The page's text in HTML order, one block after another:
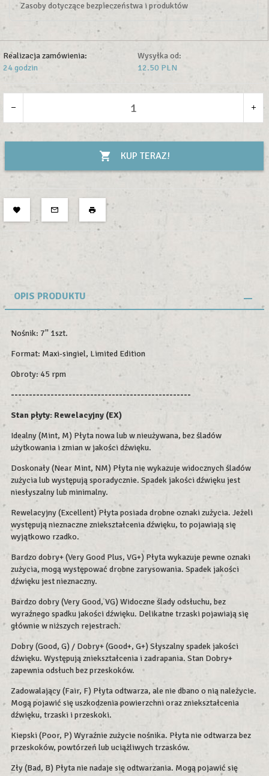
Zasoby dotyczące bezpieczeństwa i produktów
Realizacja zamówienia:
24 godzin
Wysyłka od:
12.50 PLN
KUP TERAZ!
OPIS PRODUKTU
Nośnik: 7'' 1szt.
Format: Maxi-singiel, Limited Edition
Obroty: 45 rpm
--------------------------------------------------
Stan płyty: Rewelacyjny (EX)
Idealny (Mint, M) Płyta nowa lub w nieużywana, bez śladów
użytkowania i zmian w jakości dźwięku.
Doskonały (Near Mint, NM) Płyta nie wykazuje widocznych śladów
zużycia lub występują sporadycznie. Spadek jakości dźwięku jest
niesłyszalny lub minimalny.
Rewelacyjny (Excellent) Płyta posiada drobne oznaki zużycia. Jeżeli
występują nieznaczne zniekształcenia dźwięku, to pojawiają się
wyjątkowo rzadko.
Bardzo dobry+ (Very Good Plus, VG+) Płyta wykazuje pewne oznaki
zużycia, mogą występować drobne zarysowania. Spadek jakości
dźwięku jest nieznaczny.
Bardzo dobry (Very Good, VG) Widoczne ślady odsłuchu, bez
wyraźnego spadku jakości dźwięku. Delikatne trzaski pojawiają się
głównie w niższych rejestrach.
Dobry (Good, G) / Dobry+ (Good+, G+) Słyszalny spadek jakości
dźwięku. Występują zniekształcenia i zadrapania. Stan Dobry+
zapewnia odsłuch bez przeskoków.
Zadowalający (Fair, F) Płyta odtwarza, ale nie dbano o nią należycie.
Mogą pojawić się uszkodzenia powierzchni oraz zniekształcenia
dźwięku, trzaski i przeskoki.
Kiepski (Poor, P) Wyraźnie zużycie nośnika. Płyta nie odtwarza bez
przeskoków, powtórzeń lub uciążliwych trzasków.
Zły (Bad, B) Płyta nie nadaje się odtwarzania. Mogą pojawić się